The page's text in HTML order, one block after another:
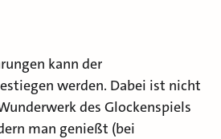
kann der
werden. Dabei ist nicht
des Glockenspiels
man genießt (bei